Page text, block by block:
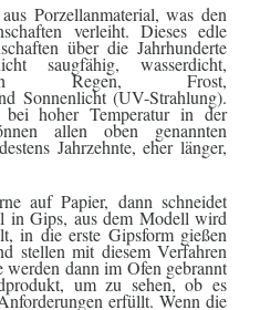
Porzellanmaterial, was den
verleiht. Dieses edle
über die Jahrhunderte
saugfähig, wasserdicht,
Regen, Frost,
Sonnenlicht (UV-Strahlung).
hoher Temperatur in der
allen oben genannten
Jahrzehnte, eher länger,
auf Papier, dann schneidet
in Gips, aus dem Modell wird
in die erste Gipsform gießen
stellen mit diesem Verfahren
werden dann im Ofen gebrannt
um zu sehen, ob es
erfüllt. Wenn die